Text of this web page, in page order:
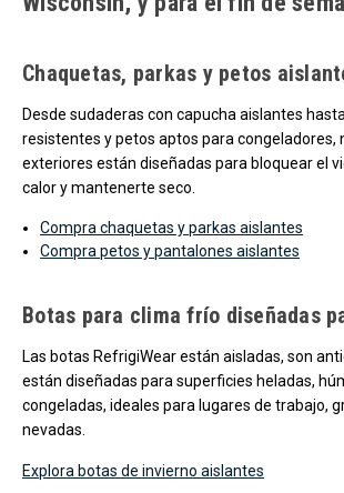
Chaquetas, parkas y petos
Desde sudaderas con capucha aislantes
resistentes y petos aptos para congeladores,
exteriores están diseñadas para bloquear el
calor y mantenerte seco.
Compra chaquetas y parkas aislantes
Compra petos y pantalones aislantes
Botas para clima frío diseñadas
Las botas RefrigiWear están aisladas, son
están diseñadas para superficies heladas,
congeladas, ideales para lugares de trabajo,
nevadas.
Explora botas de invierno aislantes